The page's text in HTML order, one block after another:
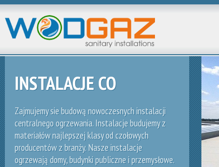
INSTALACJE CO
Zajmujemy sie budową nowoczesnych instalacji
centralnego ogrzewania. Instalacje budujemy z
materiałów najlepszej klasy od czołowych
producentów z branży. Nasze instalacje
ogrzewają domy, budynki publiczne i przemysłowe.